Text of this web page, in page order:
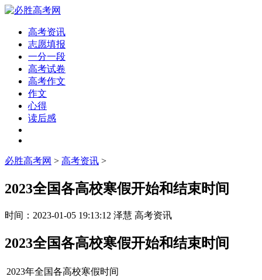
高考资讯
志愿填报
一分一段
高考试卷
高考作文
作文
心得
读后感
必胜高考网 > 高考资讯 >
2023全国各高校寒假开始和结束时间
时间： 2023-01-05 19:13:12 泽慧 高考资讯
2023全国各高校寒假开始和结束时间
2023年全国各高校寒假时间